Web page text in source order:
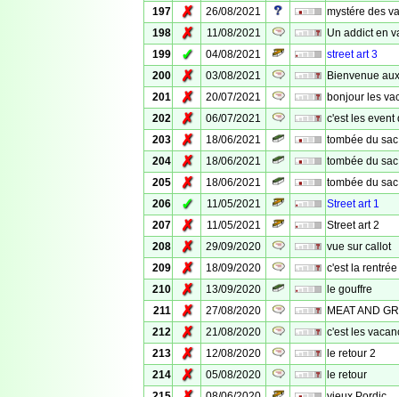
197
✗ 26/08/2021
mystére des
198
✗ 11/08/2021
Un addict en
199
✓ 04/08/2021
street art 3
200
✗ 03/08/2021
Bienvenue
201
✗ 20/07/2021
bonjour les
202
✗ 06/07/2021
c'est les event
203
✗ 18/06/2021
tombée du
204
✗ 18/06/2021
tombée du
205
✗ 18/06/2021
tombée du
206
✓ 11/05/2021
Street art 1
207
✗ 11/05/2021
Street art 2
208
✗ 29/09/2020
vue sur callot
209
✗ 18/09/2020
c'est la rentrée
210
✗ 13/09/2020
le gouffre
211
✗ 27/08/2020
MEAT AND
212
✗ 21/08/2020
c'est les
213
✗ 12/08/2020
le retour 2
214
✗ 05/08/2020
le retour